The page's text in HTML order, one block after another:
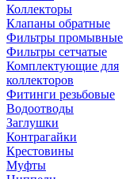
Коллекторы
Клапаны обратные
Фильтры промывные
Фильтры сетчатые
Комплектующие для
коллекторов
Фитинги резьбовые
Водоотводы
Заглушки
Контрагайки
Крестовины
Муфты